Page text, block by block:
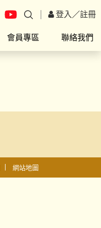
登入／註冊
會員專區 聯絡我們
網站地圖